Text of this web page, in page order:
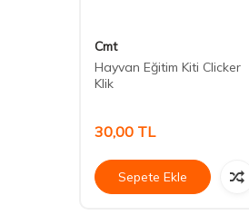
Cmt
Hayvan Eğitim Kiti Clicker
Klik
30,00 TL
Sepete Ekle